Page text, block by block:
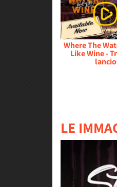
Where The
Like Wine -
lancio
LE